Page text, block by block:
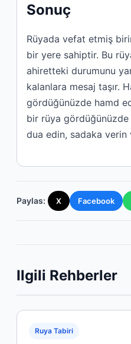
Sonuç
Rüyada vefat etmiş
bir yere sahiptir. Bu
ahiretteki durumunu
kalanlara mesaj taşır.
gördüğünüzde hamd
bir rüya
dua edin, sadaka verin
Paylas: X Facebook
Ilgili Rehberler
Ruya Tabiri